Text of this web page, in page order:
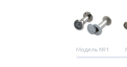
Модель №1